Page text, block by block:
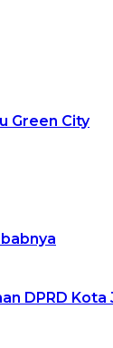
Green City
DPRD Kota